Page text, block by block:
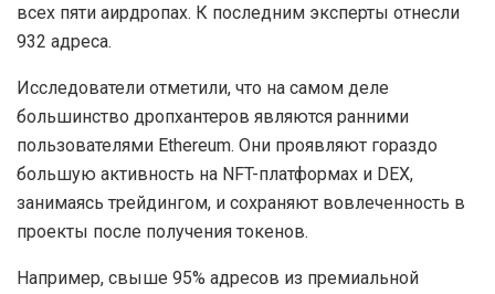
всех пяти аирдропах. К последним эксперты отнесли
932 адреса.
Исследователи отметили, что на самом деле
большинство дропхантеров являются ранними
пользователями Ethereum. Они проявляют гораздо
большую активность на NFT-платформах и DEX,
занимаясь трейдингом, и сохраняют вовлеченность в
проекты после получения токенов.
Например, свыше 95% адресов из премиальной